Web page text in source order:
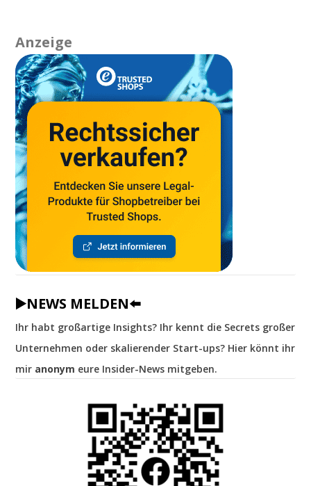
Anzeige
▶️NEWS MELDEN⬅️
Ihr habt großartige Insights? Ihr kennt die Secrets großer
Unternehmen oder skalierender Start-ups? Hier könnt ihr
mir anonym eure Insider-News mitgeben.